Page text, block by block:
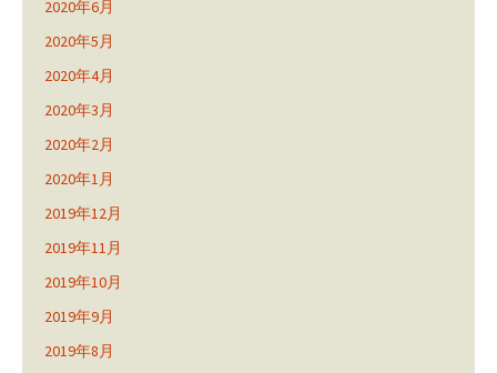
2020年6月
2020年5月
2020年4月
2020年3月
2020年2月
2020年1月
2019年12月
2019年11月
2019年10月
2019年9月
2019年8月